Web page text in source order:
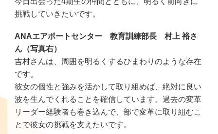
挑戦していきたいです。
ANAエアポートセンター 教育訓練部長 村上 裕さ
ん（写真右）
吉村さんは、周囲を明るくするひまわりのような存在
です。
彼女の個性と強みを活かして取り組めば、絶対に良い
波を生んでくれることを確信しています。過去の変革
リーダー経験者も巻き込んで、部で変革に取り組むこ
とで彼女の挑戦を支えたいです。